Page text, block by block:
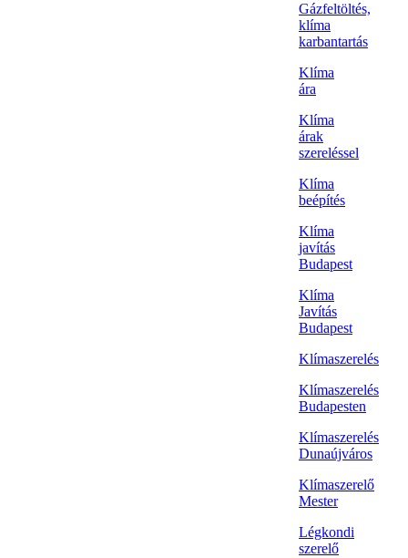
Gázfeltöltés,
klíma
karbantartás
Klíma
ára
Klíma
árak
szereléssel
Klíma
beépítés
Klíma
javítás
Budapest
Klíma
Javítás
Budapest
Klímaszerelés
Klímaszerelés
Budapesten
Klímaszerelés
Dunaújváros
Klímaszerelő
Mester
Légkondi
szerelő